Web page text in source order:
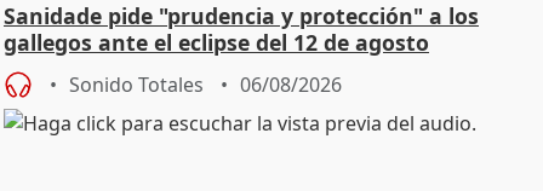
Sanidade pide "prudencia y protección" a los
gallegos ante el eclipse del 12 de agosto
Sonido Totales 06/08/2026